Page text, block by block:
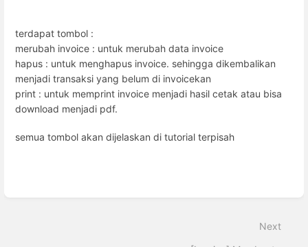
terdapat tombol :
merubah invoice : untuk merubah data invoice
hapus : untuk menghapus invoice. sehingga dikembalikan
menjadi transaksi yang belum di invoicekan
print : untuk memprint invoice menjadi hasil cetak atau bisa
download menjadi pdf.
semua tombol akan dijelaskan di tutorial terpisah
Next